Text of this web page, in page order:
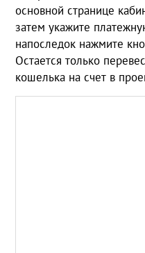
основной странице
затем укажите
напоследок нажмите
Остается только
кошелька на счет в